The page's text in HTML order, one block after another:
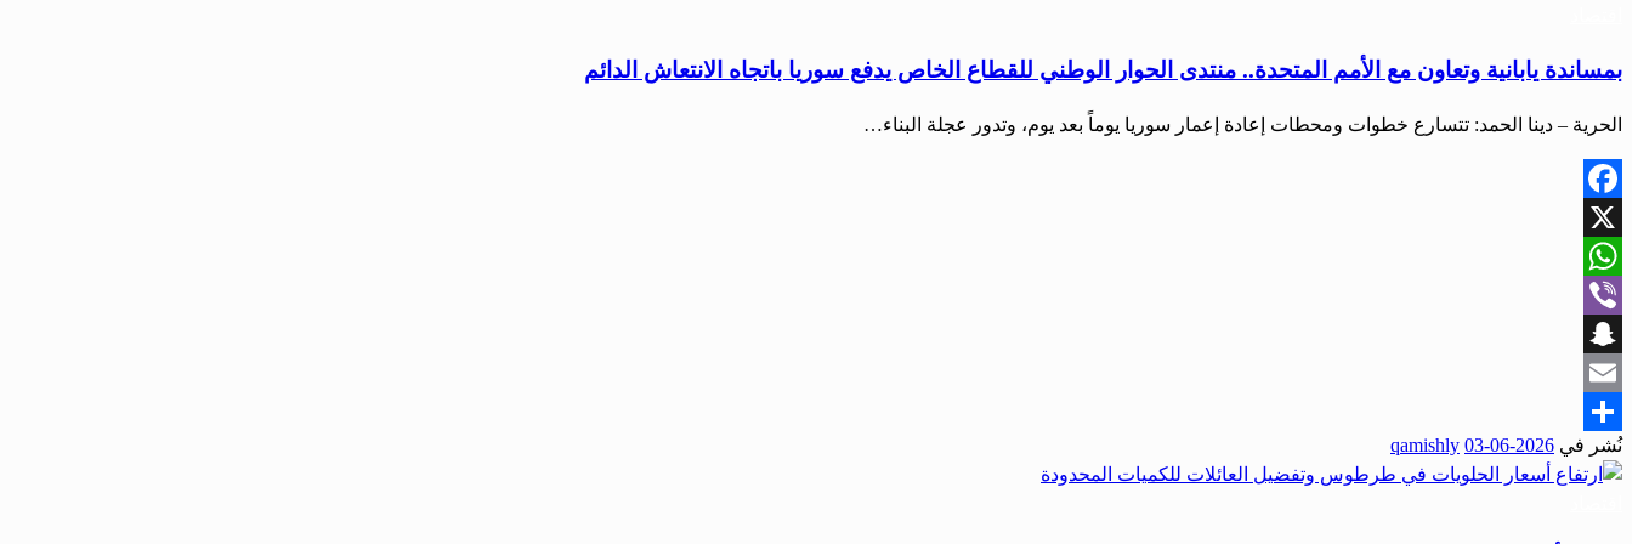
بمساندة يابانية وتعاون مع الأمم المتحدة.. منتدى الحوار الوطني للقطاع الخاص يدفع سوريا باتجاه الانتعاش الدائم
الحرية – دينا الحمد: تتسارع خطوات ومحطات إعادة إعمار سوريا يوماً بعد يوم، وتدور عجلة البناء…
Facebook
X
WhatsApp
Viber
Snapchat
Email
Share
نُشر في 2026-06-03
qamishly